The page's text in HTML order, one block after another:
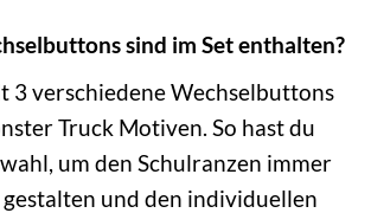
sind im Set enthalten?
3 verschiedene Wechselbuttons
Truck Motiven. So hast du
um den Schulranzen immer
und den individuellen